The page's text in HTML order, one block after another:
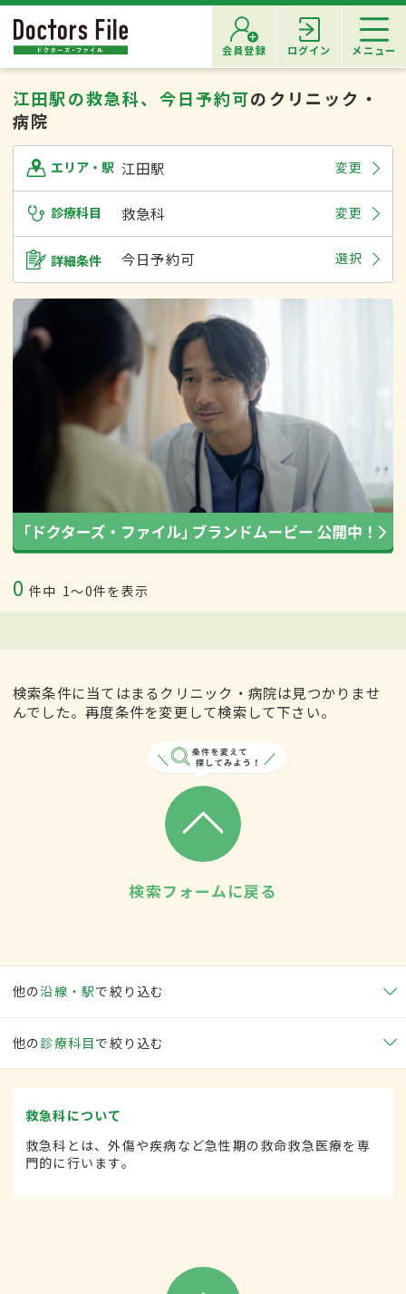
会員登録 ログイン メニュー
江田駅の救急科、今日予約可のクリニック・
病院
エリア・駅 江田駅 変更
診療科目 救急科 変更
詳細条件 今日予約可 選択
0 件中 1〜0件を表示
検索条件に当てはまるクリニック・病院は見つかりませ
んでした。再度条件を変更して検索して下さい。
検索フォームに戻る
他の沿線・駅で絞り込む
他の 診療科目で絞り込む
救急科について
救急科とは、外傷や疾病など急性期の救命救急医療を専
門的に行います。